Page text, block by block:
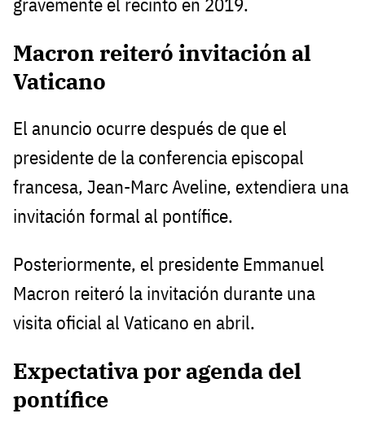
gravemente el recinto en 2019.
Macron reiteró invitación al
Vaticano
El anuncio ocurre después de que el
presidente de la conferencia episcopal
francesa, Jean-Marc Aveline, extendiera una
invitación formal al pontífice.
Posteriormente, el presidente Emmanuel
Macron reiteró la invitación durante una
visita oficial al Vaticano en abril.
Expectativa por agenda del
pontífice